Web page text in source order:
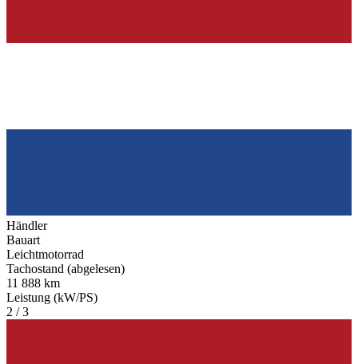
Händler
Bauart
Leichtmotorrad
Tachostand (abgelesen)
11 888 km
Leistung (kW/PS)
2 / 3